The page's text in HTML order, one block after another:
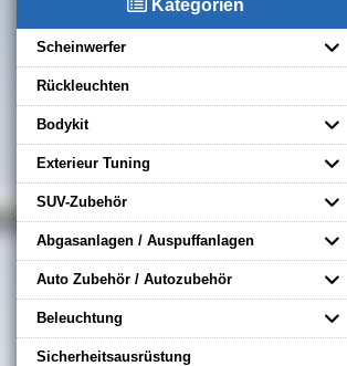
Kategorien
Scheinwerfer
Rückleuchten
Bodykit
Exterieur Tuning
SUV-Zubehör
Abgasanlagen / Auspuffanlagen
Auto Zubehör / Autozubehör
Beleuchtung
Sicherheitsausrüstung